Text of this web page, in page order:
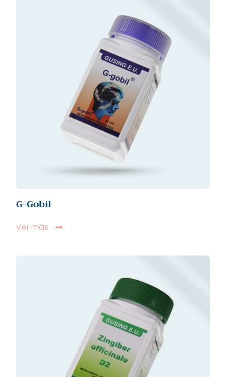
G-Gobil
Ver más